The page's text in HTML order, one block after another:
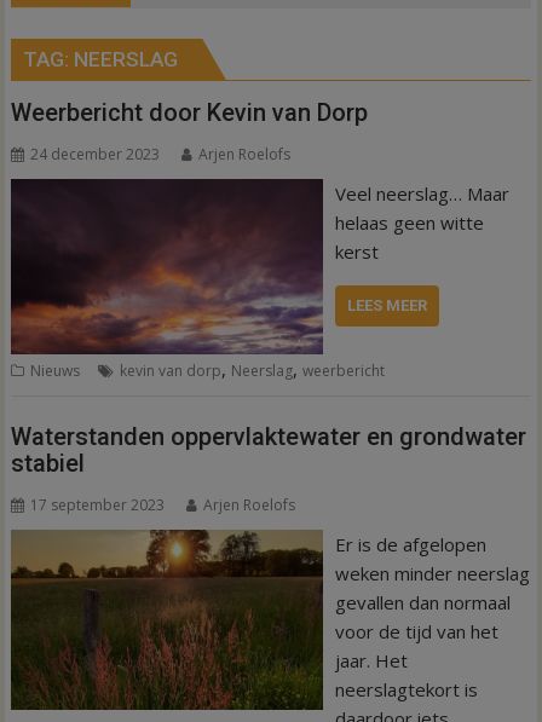
TAG: NEERSLAG
Weerbericht door Kevin van Dorp
24 december 2023 Arjen Roelofs
Veel neerslag… Maar
helaas geen witte
kerst
LEES MEER
Nieuws kevin van dorp, Neerslag,weerbericht
Waterstanden oppervlaktewater en grondwater
stabiel
17 september 2023 Arjen Roelofs
Er is de afgelopen
weken minder neerslag
gevallen dan normaal
voor de tijd van het
jaar. Het
neerslagtekort is